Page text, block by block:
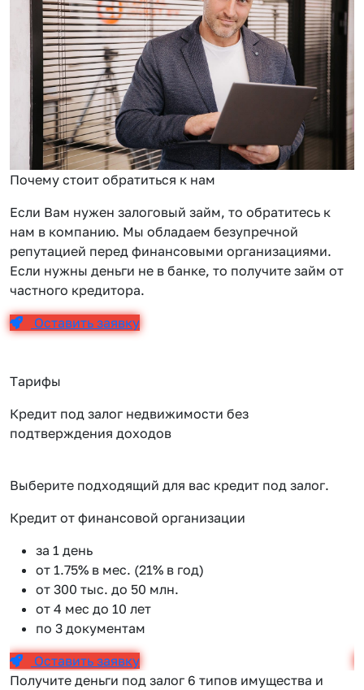
Почему стоит обратиться к нам
Если Вам нужен залоговый займ, то обратитесь к
нам в компанию. Мы обладаем безупречной
репутацией перед финансовыми организациями.
Если нужны деньги не в банке, то получите займ от
частного кредитора.
Оставить заявку
Тарифы
Кредит под залог недвижимости без
подтверждения доходов
Выберите подходящий для вас кредит под залог.
Кредит от финансовой организации
за 1 день
от 1.75% в мес. (21% в год)
от 300 тыс. до 50 млн.
от 4 мес до 10 лет
по 3 документам
Оставить заявку
Получите деньги под залог 6 типов имущества и